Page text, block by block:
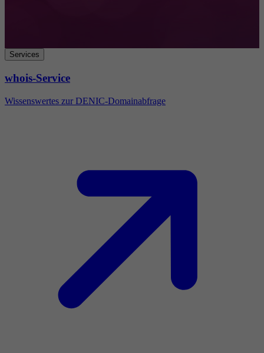
Services
whois-Service
Wissenswertes zur DENIC-Domainabfrage